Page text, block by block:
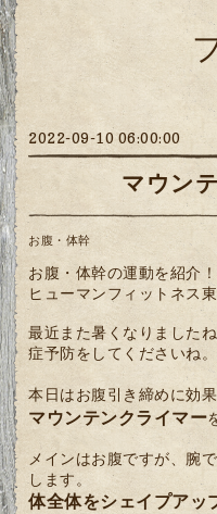
2022-09-10 06:00:00
マウン
お腹・体幹
お腹・体幹の運動を紹介！
ヒューマンフィットネス
最近また暑くなりました
症予防をしてくださいね。
本日はお腹引き締めに効
マウンテンクライマー
メインはお腹ですが、腕
します。
体全体をシェイプアッ